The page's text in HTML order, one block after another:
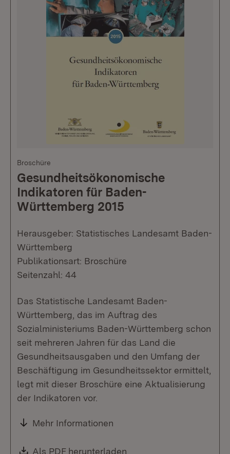
Broschüre
Gesundheitsökonomische
Indikatoren für Baden-
Württemberg 2015
Herausgeber: Statistisches Landesamt Baden-
Württemberg
Publikationsart: Broschüre
Seitenzahl: 44
Das Statistische Landesamt Baden-
Württemberg, das im Auftrag des
Sozialministeriums Baden-Württemberg schon
seit mehreren Jahren für das Land die
Gesundheitsausgaben und den Umfang der
Beschäftigung im Gesundheitssektor ermittelt,
legt mit dieser Broschüre eine Aktualisierung
der Indikatoren vor.
Mehr Informationen
Download:
Als PDF herunterladen